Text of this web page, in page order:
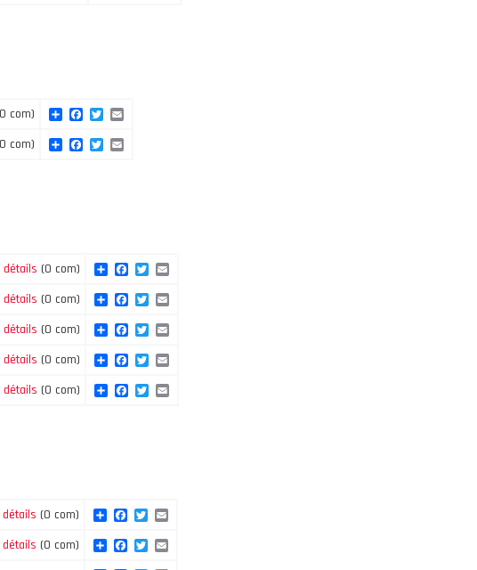
com) ShareFacebook
Twitter
com) ShareFacebook
Twitter
détails (0 com) ShareFacebook
Twitter
détails (0 com) ShareFacebook
Twitter
détails (0 com) ShareFacebook
Twitter
détails (0 com) ShareFacebook
Twitter
détails (0 com) ShareFacebook
Twitter
(0 com) ShareFacebook
Twitter
(0 com) ShareFacebook
Twitter